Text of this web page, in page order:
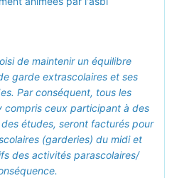
de maintenir un équilibre
garde extrascolaires et ses
Par conséquent, tous les
compris ceux participant à des
études, seront facturés pour
(garderies) du midi et
des activités parascolaires/